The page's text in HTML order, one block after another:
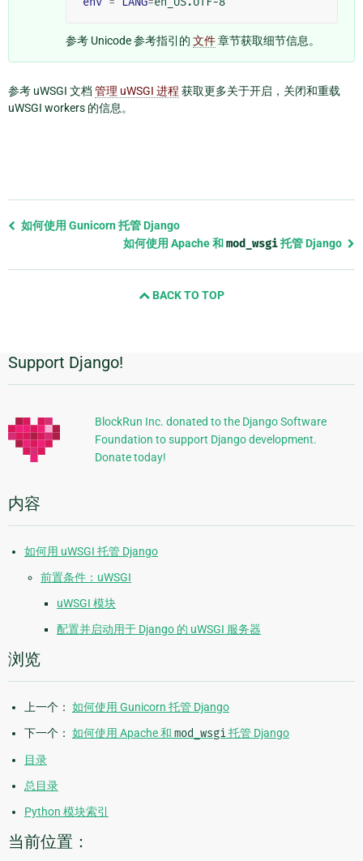
参考 Unicode 参考指引的 文件章节获取细节信息。
参考 uWSGI 文档 管理 uWSGI 进程 获取更多关于开启，关闭和重载
uWSGI workers 的信息。
Previous
如何使用 Gunicorn 托管 Django
如何使用 Apache 和mod_wsgi托管 Django
BACK TO TOP
附
加
信
息
Support Django!
BlockRun Inc. donated to the Django Software
Foundation to support Django development.
Donate today!
内容
如何用 uWSGI 托管 Django
前置条件：uWSGI
uWSGI 模块
配置并启动用于 Django 的 uWSGI 服务器
浏览
上一个： 如何使用 Gunicorn 托管 Django
下一个： 如何使用 Apache 和 mod_wsgi托管 Django
目录
总目录
Python 模块索引
当前位置：